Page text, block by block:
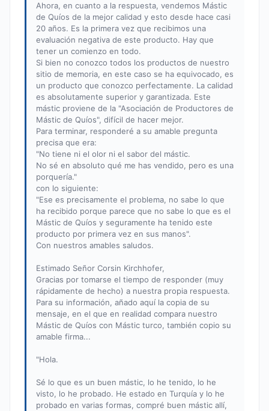
Ahora, en cuanto a la respuesta, vendemos Mástic
de Quíos de la mejor calidad y esto desde hace casi
20 años. Es la primera vez que recibimos una
evaluación negativa de este producto. Hay que
tener un comienzo en todo.
Si bien no conozco todos los productos de nuestro
sitio de memoria, en este caso se ha equivocado, es
un producto que conozco perfectamente. La calidad
es absolutamente superior y garantizada. Este
mástic proviene de la "Asociación de Productores de
Mástic de Quíos", difícil de hacer mejor.
Para terminar, responderé a su amable pregunta
precisa que era:
"No tiene ni el olor ni el sabor del mástic.
No sé en absoluto qué me has vendido, pero es una
porquería."
con lo siguiente:
"Ese es precisamente el problema, no sabe lo que
ha recibido porque parece que no sabe lo que es el
Mástic de Quíos y seguramente ha tenido este
producto por primera vez en sus manos".
Con nuestros amables saludos.
Estimado Señor Corsin Kirchhofer,
Gracias por tomarse el tiempo de responder (muy
rápidamente de hecho) a nuestra propia respuesta.
Para su información, añado aquí la copia de su
mensaje, en el que en realidad compara nuestro
Mástic de Quíos con Mástic turco, también copio su
amable firma...
"Hola.
Sé lo que es un buen mástic, lo he tenido, lo he
visto, lo he probado. He estado en Turquía y lo he
probado en varias formas, compré buen mástic allí,